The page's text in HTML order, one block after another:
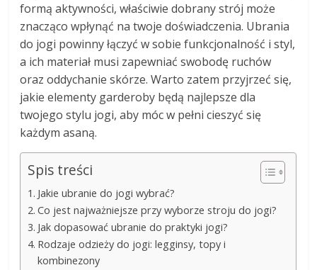
formą aktywności, właściwie dobrany strój może
znacząco wpłynąć na twoje doświadczenia. Ubrania
do jogi powinny łączyć w sobie funkcjonalność i styl,
a ich materiał musi zapewniać swobodę ruchów
oraz oddychanie skórze. Warto zatem przyjrzeć się,
jakie elementy garderoby będą najlepsze dla
twojego stylu jogi, aby móc w pełni cieszyć się
każdym asaną.
Spis treści
Jakie ubranie do jogi wybrać?
Co jest najważniejsze przy wyborze stroju do jogi?
Jak dopasować ubranie do praktyki jogi?
Rodzaje odzieży do jogi: legginsy, topy i
kombinezony